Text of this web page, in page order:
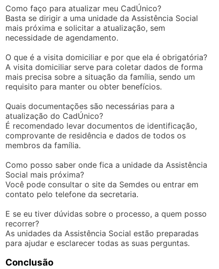
Como faço para atualizar meu CadÚnico?
Basta se dirigir a uma unidade da Assistência Social
mais próxima e solicitar a atualização, sem
necessidade de agendamento.
O que é a visita domiciliar e por que ela é obrigatória?
A visita domiciliar serve para coletar dados de forma
mais precisa sobre a situação da família, sendo um
requisito para manter ou obter benefícios.
Quais documentações são necessárias para a
atualização do CadÚnico?
É recomendado levar documentos de identificação,
comprovante de residência e dados de todos os
membros da família.
Como posso saber onde fica a unidade da Assistência
Social mais próxima?
Você pode consultar o site da Semdes ou entrar em
contato pelo telefone da secretaria.
E se eu tiver dúvidas sobre o processo, a quem posso
recorrer?
As unidades da Assistência Social estão preparadas
para ajudar e esclarecer todas as suas perguntas.
Conclusão